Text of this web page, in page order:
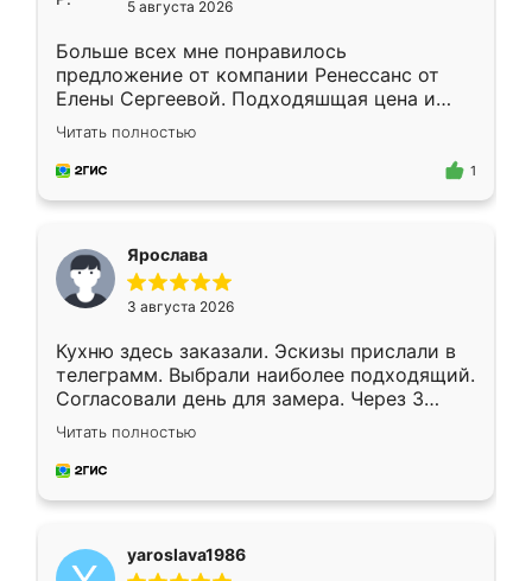
5 августа 2026
Больше всех мне понравилось
предложение от компании Ренессанс от
Елены Сергеевой. Подходяшщая цена и
короткие сроки изготовления. Приехавший
для замера сотрудник Владислав
предложил по моему эскизу самый
Читать полностью
1
Ярослава
3 августа 2026
Кухню здесь заказали. Эскизы прислали в
телеграмм. Выбрали наиболее подходящий.
Согласовали день для замера. Через 3
недели кухня была уже готова. Остались
довольны работой. Спасибо Ренессанс
мебель за качественную работу!
Читать полностью
yaroslava1986